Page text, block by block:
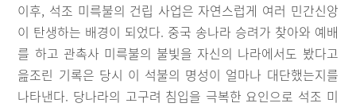
이후, 석조 미륵불의 건립 사업은 자연스럽게 여러 민간신앙
이 탄생하는 배경이 되었다. 중국 송나라 승려가 찾아와 예배
를 하고 관촉사 미륵불의 불빛을 자신의 나라에서도 봤다고
읊조린 기록은 당시 이 석불의 명성이 얼마나 대단했는지를
나타낸다. 당나라의 고구려 침입을 극복한 요인으로 석조 미